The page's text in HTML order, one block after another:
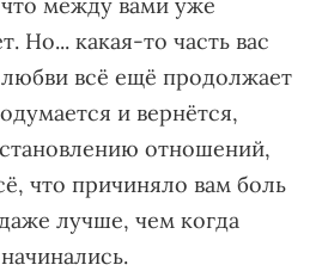
Но... какая-то часть вас
всё ещё продолжает
и вернётся,
отношений,
что причиняло вам боль
лучше, чем когда